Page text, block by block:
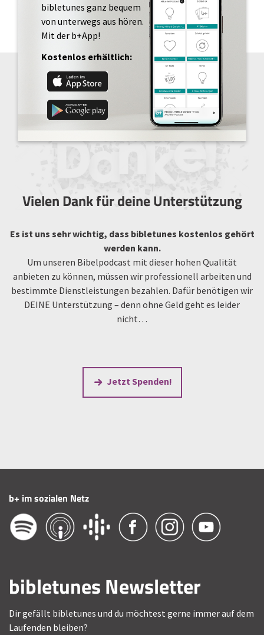
bibletunes ganz bequem
von unterwegs aus hören.
Mit der b+App!
Kostenlos erhältlich:
Vielen Dank für deine Unterstützung
Es ist uns sehr wichtig, dass bibletunes kostenlos gehört
werden kann.
Um unseren Bibelpodcast mit dieser hohen Qualität
anbieten zu können, müssen wir professionell arbeiten und
bestimmte Dienstleistungen bezahlen. Dafür benötigen wir
DEINE Unterstützung – denn ohne Geld geht es leider
nicht…
Jetzt Spenden!
b+ im sozialen Netz
bibletunes Newsletter
Dir gefällt bibletunes und du möchtest gerne immer auf dem
Laufenden bleiben?